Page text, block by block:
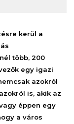
kerül a
több, 200
egy igazi
azokról
is, akik az
éppen egy
a város